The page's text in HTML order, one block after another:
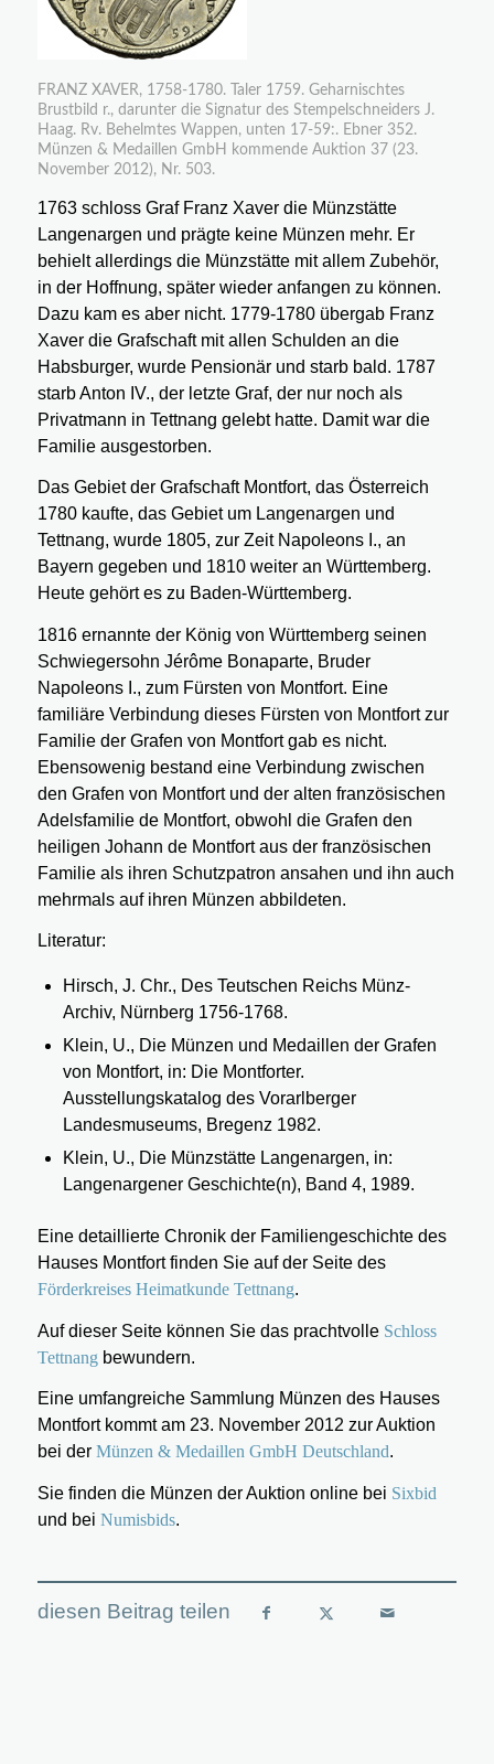
FRANZ XAVER, 1758-1780. Taler 1759. Geharnischtes
Brustbild r., darunter die Signatur des Stempelschneiders J.
Haag. Rv. Behelmtes Wappen, unten 17-59:. Ebner 352.
Münzen & Medaillen GmbH kommende Auktion 37 (23.
November 2012), Nr. 503.
1763 schloss Graf Franz Xaver die Münzstätte
Langenargen und prägte keine Münzen mehr. Er
behielt allerdings die Münzstätte mit allem Zubehör,
in der Hoffnung, später wieder anfangen zu können.
Dazu kam es aber nicht. 1779-1780 übergab Franz
Xaver die Grafschaft mit allen Schulden an die
Habsburger, wurde Pensionär und starb bald. 1787
starb Anton IV., der letzte Graf, der nur noch als
Privatmann in Tettnang gelebt hatte. Damit war die
Familie ausgestorben.
Das Gebiet der Grafschaft Montfort, das Österreich
1780 kaufte, das Gebiet um Langenargen und
Tettnang, wurde 1805, zur Zeit Napoleons I., an
Bayern gegeben und 1810 weiter an Württemberg.
Heute gehört es zu Baden-Württemberg.
1816 ernannte der König von Württemberg seinen
Schwiegersohn Jérôme Bonaparte, Bruder
Napoleons I., zum Fürsten von Montfort. Eine
familiäre Verbindung dieses Fürsten von Montfort zur
Familie der Grafen von Montfort gab es nicht.
Ebensowenig bestand eine Verbindung zwischen
den Grafen von Montfort und der alten französischen
Adelsfamilie de Montfort, obwohl die Grafen den
heiligen Johann de Montfort aus der französischen
Familie als ihren Schutzpatron ansahen und ihn auch
mehrmals auf ihren Münzen abbildeten.
Literatur:
Hirsch, J. Chr., Des Teutschen Reichs Münz-
Archiv, Nürnberg 1756-1768.
Klein, U., Die Münzen und Medaillen der Grafen
von Montfort, in: Die Montforter.
Ausstellungskatalog des Vorarlberger
Landesmuseums, Bregenz 1982.
Klein, U., Die Münzstätte Langenargen, in:
Langenargener Geschichte(n), Band 4, 1989.
Eine detaillierte Chronik der Familiengeschichte des
Hauses Montfort finden Sie auf der Seite des
Förderkreises Heimatkunde Tettnang.
Auf dieser Seite können Sie das prachtvolle Schloss
Tettnang bewundern.
Eine umfangreiche Sammlung Münzen des Hauses
Montfort kommt am 23. November 2012 zur Auktion
bei der Münzen & Medaillen GmbH Deutschland.
Sie finden die Münzen der Auktion online bei Sixbid
und bei Numisbids.